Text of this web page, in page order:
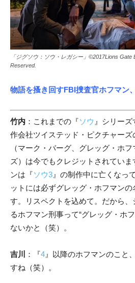
「ジグソウ：ソウ・レガシー」©2017Lions Gate
Reserved.
物語を搔き回すFBI捜査官ホフマン
竹内 ：これまでの『ソウ 』シリー
作会社ツイステッド・ピクチャー
（マーク・バーグ、グレッグ・ホ
ズ）は今でもクレジットされてい
ンは『ソウ3 』の制作中に亡くなっ
ットには必ずグレッグ・ホフマン
す。リスペクトを込めて。だから、
るホフマン刑事って“グレッグ・ホ
ないかと
（笑）。
吉川 ：『4 』以降のホフマンのこと
すね（笑）。